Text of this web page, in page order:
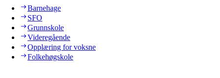
Barnehage
SFO
Grunnskole
Videregående
Opplæring for voksne
Folkehøgskole